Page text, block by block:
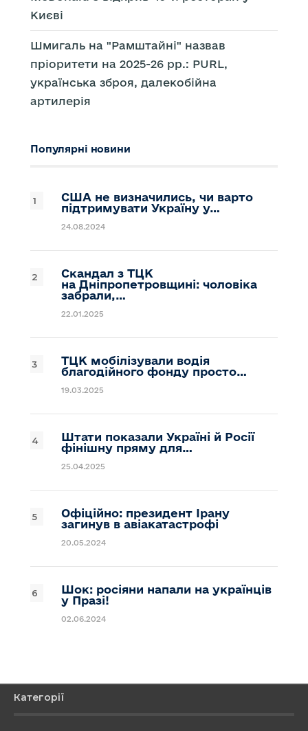
Києві
Шмигаль на "Рамштайні" назвав
пріоритети на 2025-26 рр.: PURL,
українська зброя, далекобійна
артилерія
Популярні новини
США не визначились, чи варто
підтримувати Україну у…
24.08.2024
Скандал з ТЦК
на Дніпропетровщині: чоловіка
забрали,…
22.01.2025
ТЦК мобілізували водія
благодійного фонду просто…
19.03.2025
Штати показали Україні й Росії
фінішну пряму для…
25.04.2025
Офіційно: президент Ірану
загинув в авіакатастрофі
20.05.2024
Шок: росіяни напали на українців
у Празі!
02.06.2024
Категорії